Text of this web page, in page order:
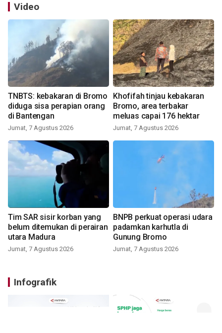
Video
TNBTS: kebakaran di Bromo
diduga sisa perapian orang
di Bantengan
Jumat, 7 Agustus 2026
Khofifah tinjau kebakaran
Bromo, area terbakar
meluas capai 176 hektar
Jumat, 7 Agustus 2026
Tim SAR sisir korban yang
belum ditemukan di perairan
utara Madura
Jumat, 7 Agustus 2026
BNPB perkuat operasi udara
padamkan karhutla di
Gunung Bromo
Jumat, 7 Agustus 2026
Infografik